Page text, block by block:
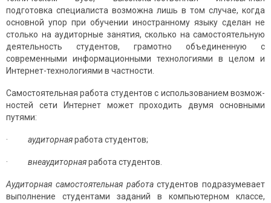
подготовка специалиста возможна лишь в том случае, когда
основной упор при обучении иностранному языку сделан не
столько на аудиторные занятия, сколько на самостоятельную
деятельность студентов, грамотно объединенную с
современными информационны­ми технологиями в целом и
Интернет-технологиями в частности.
Самостоятельная работа студентов с использованием возмож­
ностей сети Интернет может проходить двумя основными
путями:
· аудиторнаяработа студентов;
· внеаудиторнаяработа студентов.
Аудиторная самостоятельная работастудентов подразумевает
выполнение студентами заданий в компьютерном классе,